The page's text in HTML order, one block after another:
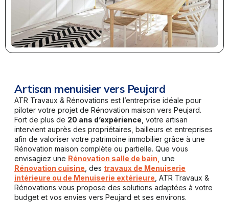
Artisan menuisier vers Peujard
ATR Travaux & Rénovations est l’entreprise idéale pour
piloter votre projet de Rénovation maison vers Peujard.
Fort de plus de 20 ans d’expérience , votre artisan
intervient auprès des propriétaires, bailleurs et entreprises
afin de valoriser votre patrimoine immobilier grâce à une
Rénovation maison complète ou partielle. Que vous
envisagiez une Rénovation salle de bain, une
Rénovation cuisine , des travaux de Menuiserie
intérieure ou de Menuiserie extérieure , ATR Travaux &
Rénovations vous propose des solutions adaptées à votre
budget et vos envies vers Peujard et ses environs.